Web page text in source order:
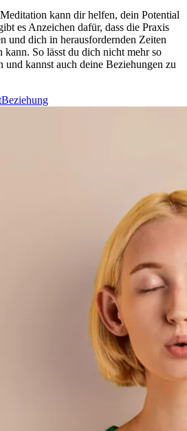
kann dir helfen, dein Potential
es Anzeichen dafür, dass die Praxis
und dich in herausfordernden Zeiten
kann. So lässt du dich nicht mehr so
und kannst auch deine Beziehungen zu
Beziehung